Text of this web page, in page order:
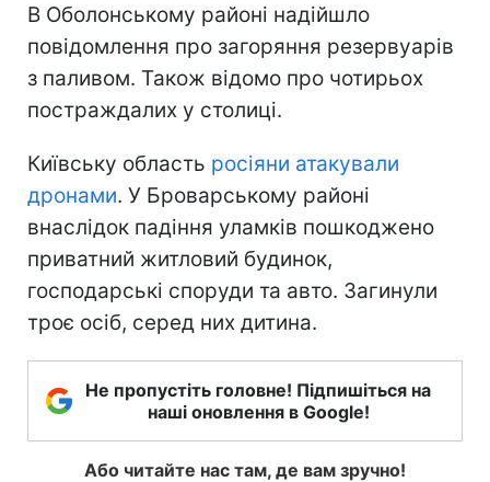
В Оболонському районі надійшло
повідомлення про загоряння резервуарів
з паливом. Також відомо про чотирьох
постраждалих у столиці.
Київську область росіяни атакували
дронами. У Броварському районі
внаслідок падіння уламків пошкоджено
приватний житловий будинок,
господарські споруди та авто. Загинули
троє осіб, серед них дитина.
Не пропустіть головне! Підпишіться на
наші оновлення в Google!
Або читайте нас там, де вам зручно!